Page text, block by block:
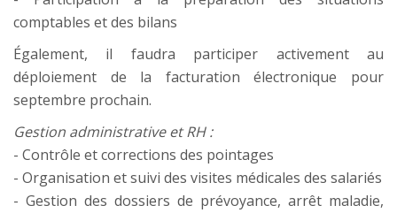
comptables et des bilans
Également, il faudra participer activement au
déploiement de la facturation électronique pour
septembre prochain.
Gestion administrative et RH :
- Contrôle et corrections des pointages
- Organisation et suivi des visites médicales des salariés
- Gestion des dossiers de prévoyance, arrêt maladie,
ceux que vous souhaitez activer. Vous avez le choix de
les accepter ou de les refuser pour naviguer sur notre
site internet.
Tout Refuser
Personnaliser